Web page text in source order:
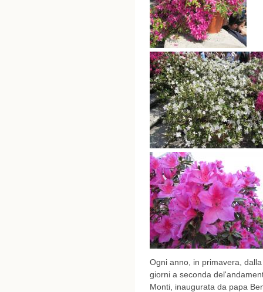
Ogni anno, in primavera,
giorni a seconda
Monti, inaugurata da papa